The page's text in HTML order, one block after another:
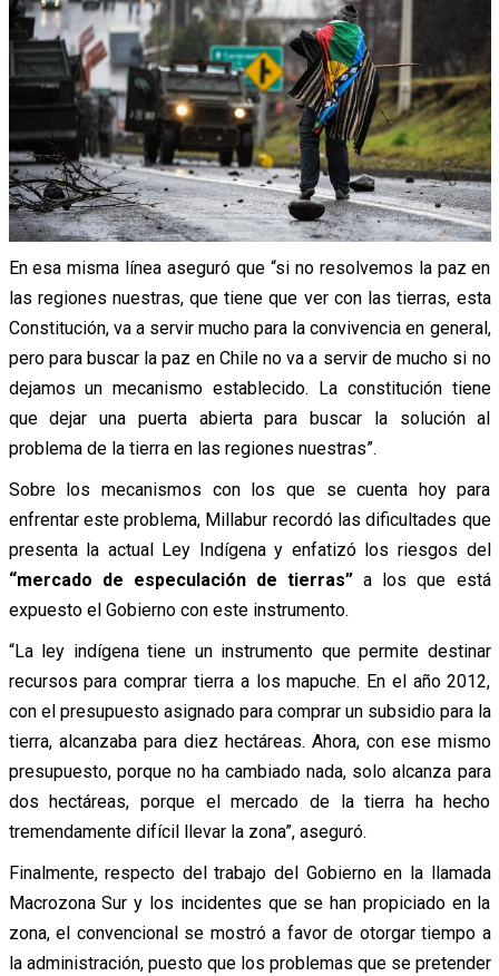
En esa misma línea aseguró que “si no resolvemos la paz en
las regiones nuestras, que tiene que ver con las tierras, esta
Constitución, va a servir mucho para la convivencia en general,
pero para buscar la paz en Chile no va a servir de mucho si no
dejamos un mecanismo establecido. La constitución tiene
que dejar una puerta abierta para buscar la solución al
problema de la tierra en las regiones nuestras”.
Sobre los mecanismos con los que se cuenta hoy para
enfrentar este problema, Millabur recordó las dificultades que
presenta la actual Ley Indígena y enfatizó los riesgos del
“mercado de especulación de tierras” a los que está
expuesto el Gobierno con este instrumento.
“La ley indígena tiene un instrumento que permite destinar
recursos para comprar tierra a los mapuche. En el año 2012,
con el presupuesto asignado para comprar un subsidio para la
tierra, alcanzaba para diez hectáreas. Ahora, con ese mismo
presupuesto, porque no ha cambiado nada, solo alcanza para
dos hectáreas, porque el mercado de la tierra ha hecho
tremendamente difícil llevar la zona”, aseguró.
Finalmente, respecto del trabajo del Gobierno en la llamada
Macrozona Sur y los incidentes que se han propiciado en la
zona, el convencional se mostró a favor de otorgar tiempo a
la administración, puesto que los problemas que se pretender